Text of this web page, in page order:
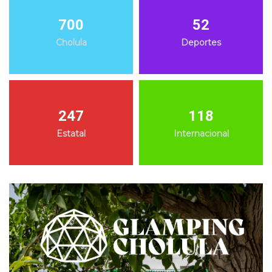
700
Cholula
52
Deportes
247
Estatal
118
Internacional